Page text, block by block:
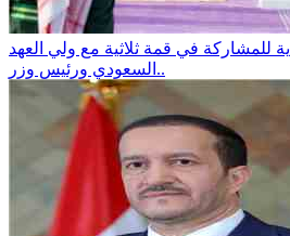
للمشاركة في قمة ثلاثية مع ولي العهد
السعودي ورئيس وزر..